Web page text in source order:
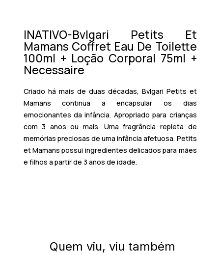
INATIVO-Bvlgari Petits Et
Mamans Coffret Eau De Toilette
100ml + Loção Corporal 75ml +
Necessaire
Criado há mais de duas décadas, Bvlgari Petits et
Mamans continua a encapsular os dias
emocionantes da infância. Apropriado para crianças
com 3 anos ou mais. Uma fragrância repleta de
memórias preciosas de uma infância afetuosa. Petits
et Mamans possui ingredientes delicados para mães
e filhos a partir de 3 anos de idade.
Quem viu, viu também